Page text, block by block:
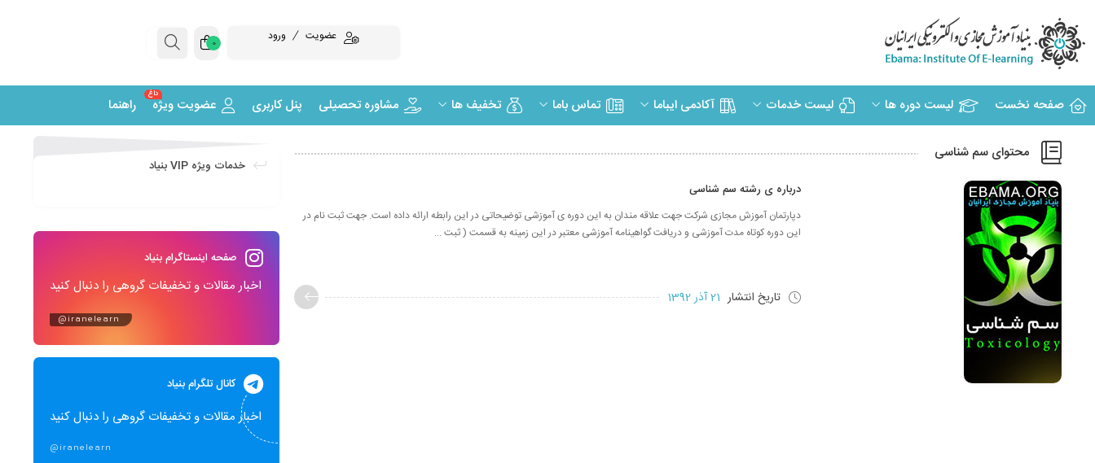
عضویت ورود 0
صفحه نخست لیست دوره ها لیست خدمات آکادمی ایباما تماس باما تخفیف ها مشاوره تحصیلی پنل کاربری عضویت ویژه
داغ
راهنما
محتوای سم شناسی
درباره ی رشته سم شناسی
دپارتمان آموزش مجازی شرکت جهت علاقه مندان به این دوره ی آموزشی توضیحاتی در این رابطه ارائه داده است. جهت ثبت نام در
این دوره کوتاه مدت آموزشی و دریافت گواهینامه آموزشی معتبر در این زمینه به قسمت ( ثبت ...
تاریخ انتشار 21 آذر 1392
خدمات ویژه VIP بنیاد
صفحه اینستاگرام بنیاد
اخبار مقالات و تخفیفات گروهی را دنبال کنید
@iranelearn
کانال تلگرام بنیاد
اخبار مقالات و تخفیفات گروهی را دنبال کنید
@iranelearn